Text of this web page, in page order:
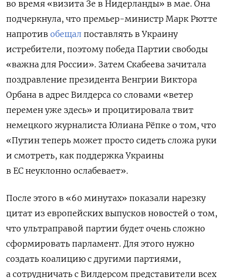
во время «визита Зе в Нидерланды» в мае. Она
подчеркнула, что премьер-министр Марк Рютте
напротив обещал поставлять в Украину
истребители, поэтому победа Партии свободы
«важна для России». Затем Скабеева зачитала
поздравление президента Венгрии Виктора
Орбана в адрес Вилдерса со словами «ветер
перемен уже здесь» и процитировала твит
немецкого журналиста Юлиана Рёпке о том, что
«Путин теперь может просто сидеть сложа руки
и смотреть, как поддержка Украины
в ЕС неуклонно ослабевает».
После этого в «60 минутах» показали нарезку
цитат из европейских выпусков новостей о том,
что ультраправой партии будет очень сложно
сформировать парламент. Для этого нужно
создать коалицию с другими партиями,
а сотрудничать с Вилдерсом представители всех